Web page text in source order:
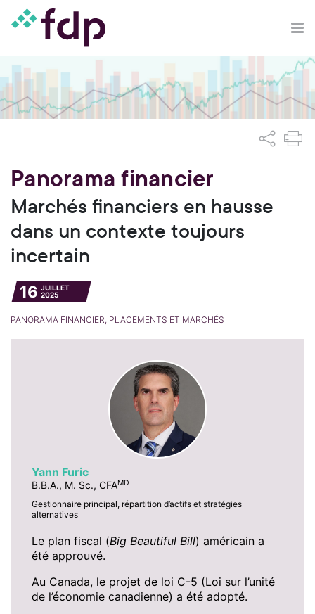
Panorama financier
Marchés financiers en hausse
dans un contexte toujours
incertain
16 JUILLET
2025
PANORAMA FINANCIER, PLACEMENTS ET MARCHÉS
Yann Furic
B.B.A., M. Sc., CFAMD
Gestionnaire principal, répartition d’actifs et stratégies
alternatives
Le plan fiscal (Big Beautiful Bill) américain a
été approuvé.
Au Canada, le projet de loi C-5 (Loi sur l’unité
de l’économie canadienne) a été adopté.